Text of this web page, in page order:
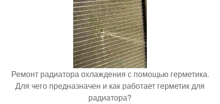
Ремонт радиатора охлаждения с помощью герметика.
Для чего предназначен и как работает герметик для
радиатора?